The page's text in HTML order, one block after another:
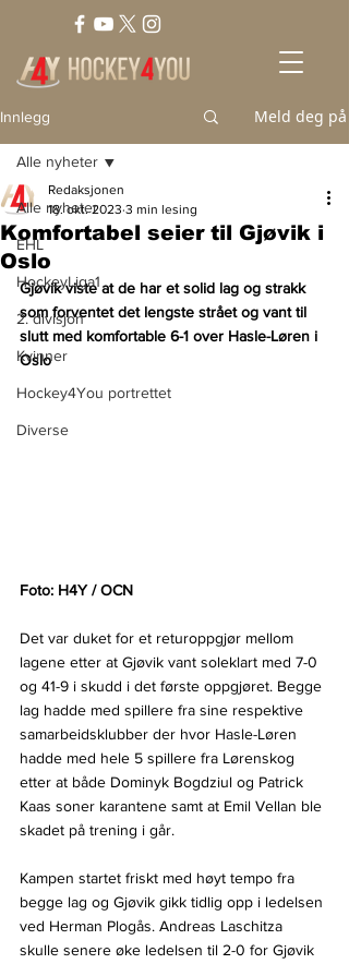
Innlegg Meld deg på
Alle nyheter
EHL
HockeyLiga1
2. divisjon
Kvinner
Hockey4You portrettet
Diverse
Alle nyheter
Komfortabel seier til Gjøvik i
Oslo
Redaksjonen
18. okt. 2023 3 min lesing
Gjøvik viste at de har et solid lag og strakk
som forventet det lengste strået og vant til
slutt med komfortable 6-1 over Hasle-Løren i
Oslo
Foto: H4Y / OCN
Det var duket for et returoppgjør mellom
lagene etter at Gjøvik vant soleklart med 7-0
og 41-9 i skudd i det første oppgjøret. Begge
lag hadde med spillere fra sine respektive
samarbeidsklubber der hvor Hasle-Løren
hadde med hele 5 spillere fra Lørenskog
etter at både Dominyk Bogdziul og Patrick
Kaas soner karantene samt at Emil Vellan ble
skadet på trening i går.
Kampen startet friskt med høyt tempo fra
begge lag og Gjøvik gikk tidlig opp i ledelsen
ved Herman Plogås. Andreas Laschitza
skulle senere øke ledelsen til 2-0 for Gjøvik